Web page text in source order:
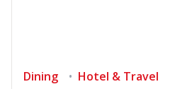
Dining Hotel & Travel